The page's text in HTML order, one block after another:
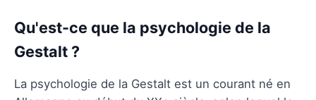
Qu'est-ce que la psychologie de la
Gestalt ?
La psychologie de la Gestalt est un courant né en